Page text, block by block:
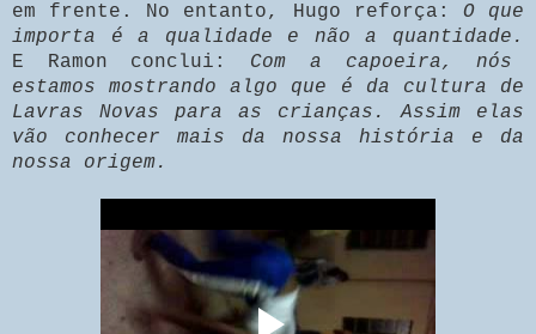
em frente. No entanto, Hugo reforça: O que
importa é a qualidade e não a quantidade.
E Ramon conclui: Com a capoeira, nós
estamos mostrando algo que é da cultura de
Lavras Novas para as crianças. Assim elas
vão conhecer mais da nossa história e da
nossa origem.